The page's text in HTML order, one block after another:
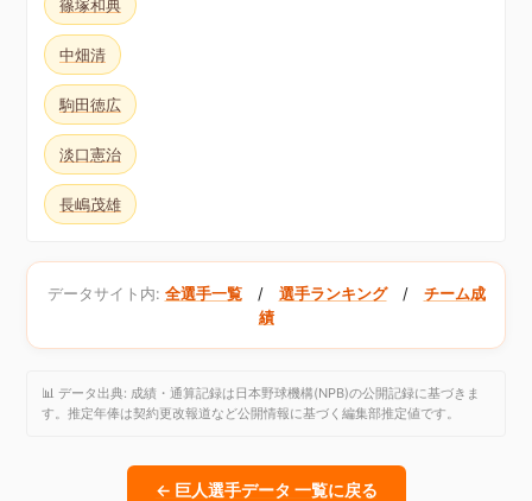
篠塚和典
中畑清
駒田徳広
淡口憲治
長嶋茂雄
データサイト内: 全選手一覧/ 選手ランキング/ チーム成
績
📊 データ出典: 成績・通算記録は日本野球機構(NPB)の公開記録に基づきま
す。推定年俸は契約更改報道など公開情報に基づく編集部推定値です。
← 巨人選手データ 一覧に戻る